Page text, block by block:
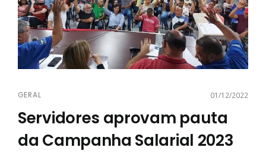
GERAL 01/12/2022
Servidores aprovam pauta
da Campanha Salarial 2023